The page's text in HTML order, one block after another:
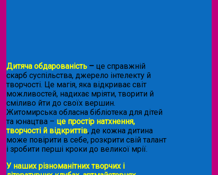
Дитяча обдарованість – це справжній
скарб суспільства, джерело інтелекту й
творчості. Це магія, яка відкриває світ
можливостей, надихає мріяти, творити й
сміливо йти до своїх вершин.
Житомирська обласна бібліотека для дітей
та юнацтва – це простір натхнення,
творчості й відкриттів, де кожна дитина
може повірити в себе, розкрити свій талант
і зробити перші кроки до великої мрії.
У наших різноманітних творчих і